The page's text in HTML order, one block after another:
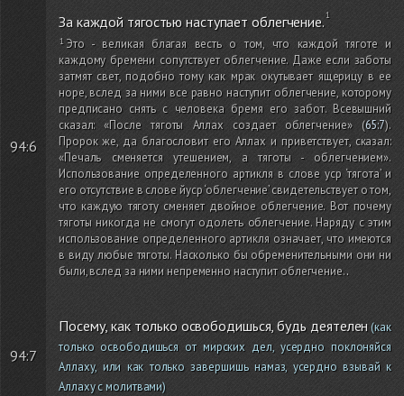
94:6
За каждой тягостью наступает облегчение.
Это - великая благая весть о том, что каждой тяготе и
каждому бремени сопутствует облегчение. Даже если заботы
затмят свет, подобно тому как мрак окутывает ящерицу в ее
норе, вслед за ними все равно наступит облегчение, которому
предписано снять с человека бремя его забот. Всевышний
сказал: «После тяготы Аллах создает облегчение»(65:7).
Пророк же, да благословит его Аллах и приветствует, сказал:
«Печаль сменяется утешением, а тяготы - облегчением».
Использование определенного артикля в слове уср ‘тягота’ и
его отсутствие в слове йуср ‘облегчение’ свидетельствует о том,
что каждую тяготу сменяет двойное облегчение. Вот почему
тяготы никогда не смогут одолеть облегчение. Наряду с этим
использование определенного артикля означает, что имеются
в виду любые тяготы. Насколько бы обременительными они ни
были, вслед за ними непременно наступит облегчение..
94:7
Посему, как только освободишься, будь деятелен (как
только освободишься от мирских дел, усердно поклоняйся
Аллаху, или как только завершишь намаз, усердно взывай к
Аллаху с молитвами)